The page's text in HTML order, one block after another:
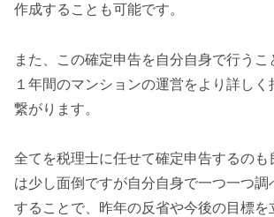
作成することも可能です。
また、この確定申告を自分自身で行う
１年間のマンションの運営をより詳しく
繋がります。
全てを税理士に任せて確定申告するのも
は少し面倒ですが自分自身で一つ一つ調
することで、昨年の反省や今後の目標を